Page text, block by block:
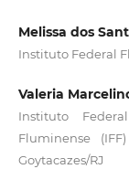
Melissa dos
Instituto Federal
Valeria
Instituto
Fluminense
Goytacazes/RJ